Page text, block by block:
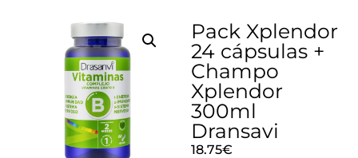
Pack Xplendor
24 cápsulas +
Champo
Xplendor
300ml
Dransavi
18.75€